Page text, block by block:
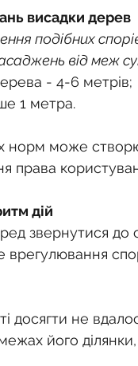
висадки дерев
подібних
від меж
- 4-6 метрів;
1 метра.
норм може
права
дій
звернутися до
досягти не
його